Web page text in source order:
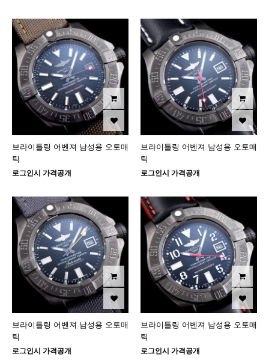
브라이틀링 어벤져 남성용 오토매
틱
로그인시 가격공개
브라이틀링 어벤져 남성용 오토매
틱
로그인시 가격공개
브라이틀링 어벤져 남성용 오토매
틱
로그인시 가격공개
브라이틀링 어벤져 남성용 오토매
틱
로그인시 가격공개